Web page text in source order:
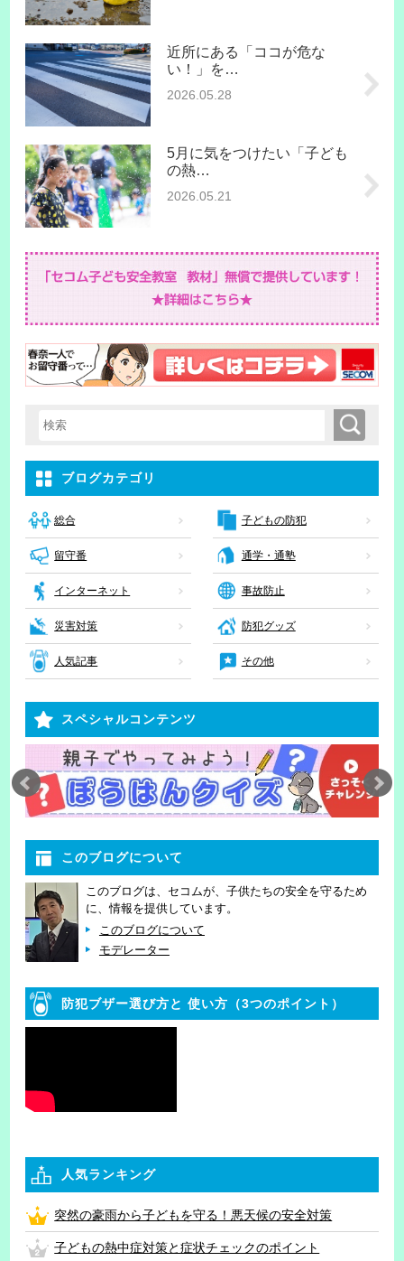
近所にある「ココが危な
い！」を…
2026.05.28
5月に気をつけたい「子ども
の熱…
2026.05.21
検索キーワード入力 検索
ブログカテゴリ
総合 子どもの防犯
留守番 通学・通塾
インターネット 事故防止
災害対策 防犯グッズ
人気記事 その他
スペシャルコンテンツ
このブログについて
このブログは、セコムが、子供たちの安全を守るため
に、情報を提供しています。
このブログについて
モデレーター
防犯ブザー選び方と 使い方（3つのポイント）
人気ランキング
突然の豪雨から子どもを守る！悪天候の安全対策
子どもの熱中症対策と症状チェックのポイント